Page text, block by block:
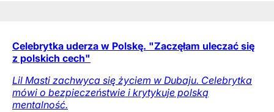
Celebrytka uderza w Polskę. "Zaczęłam uleczać się
z polskich cech"
Lil Masti zachwyca się życiem w Dubaju. Celebrytka
mówi o bezpieczeństwie i krytykuje polską
mentalność.